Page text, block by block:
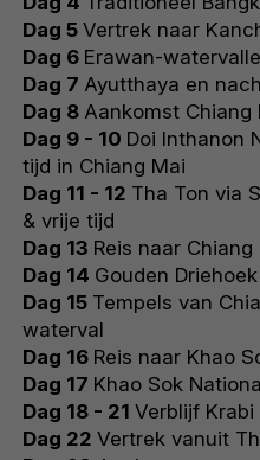
Dag 5 Vertrek naar
Dag 6 Erawan-
Dag 7 Ayutthaya en
Dag 8 Aankomst Chiang
Dag 9 - 10 Doi Inthanon
tijd in Chiang Mai
Dag 11 - 12 Tha Ton via
& vrije tijd
Dag 13 Reis naar Chiang
Dag 14 Gouden Driehoek
Dag 15 Tempels van
waterval
Dag 16 Reis naar Khao
Dag 17 Khao Sok
Dag 18 - 21 Verblijf Krabi
Dag 22 Vertrek vanuit